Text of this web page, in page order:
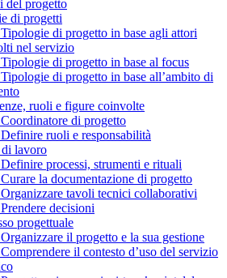
del progetto
di progetti
di progetto in base agli attori
nel servizio
di progetto in base al focus
di progetto in base all’ambito di
ruoli e figure coinvolte
di progetto
ruoli e responsabilità
lavoro
processi, strumenti e rituali
la documentazione di progetto
tavoli tecnici collaborativi
decisioni
progettuale
il progetto e la sua gestione
il contesto d’uso del servizio